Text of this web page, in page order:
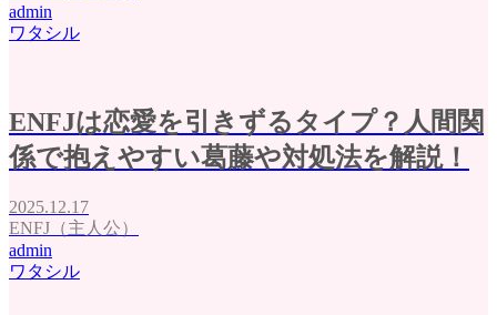
admin
ワタシル
ENFJは恋愛を引きずるタイプ？人間関
係で抱えやすい葛藤や対処法を解説！
2025.12.17
ENFJ（主人公）
admin
ワタシル